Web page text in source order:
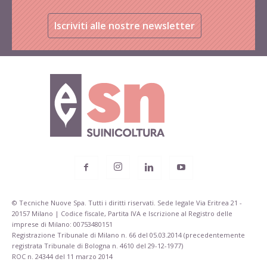
Iscriviti alle nostre newsletter
© Tecniche Nuove Spa. Tutti i diritti riservati. Sede legale Via Eritrea 21 -
20157 Milano | Codice fiscale, Partita IVA e Iscrizione al Registro delle
imprese di Milano: 00753480151
Registrazione Tribunale di Milano n. 66 del 05.03.2014 (precedentemente
registrata Tribunale di Bologna n. 4610 del 29-12-1977)
ROC n. 24344 del 11 marzo 2014